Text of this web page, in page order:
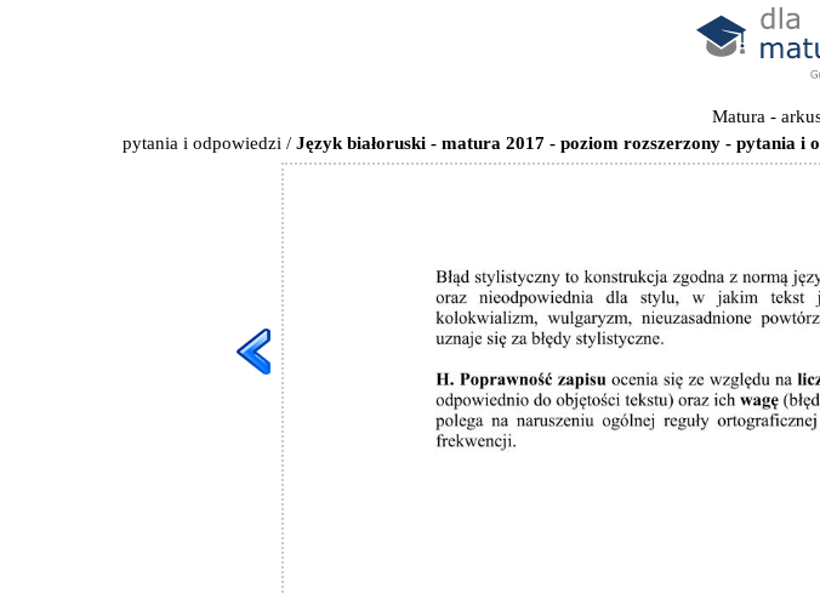
Matura -
pytania i odpowiedzi / Język białoruski - matura 2017 - poziom rozszerzony - pytania i